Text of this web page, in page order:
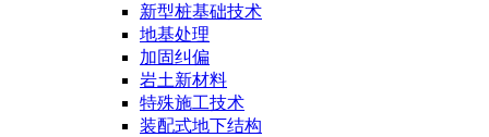
新型桩基础技术
地基处理
加固纠偏
岩土新材料
特殊施工技术
装配式地下结构